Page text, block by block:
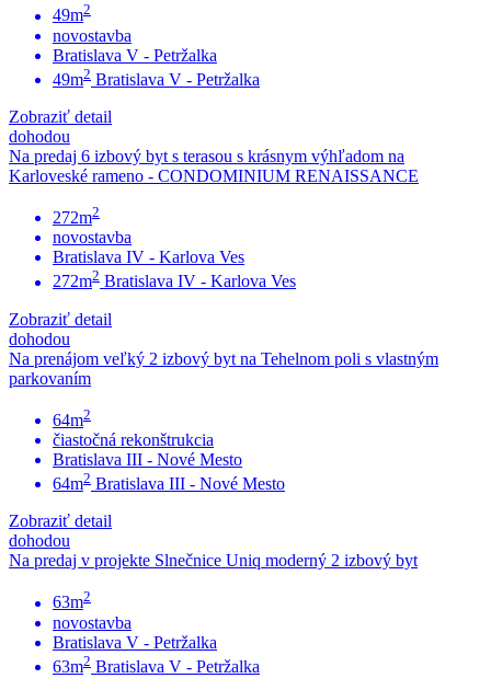
49m2
novostavba
Bratislava V - Petržalka
49m2 Bratislava V - Petržalka
Zobraziť detail
dohodou
Na predaj 6 izbový byt s terasou s krásnym výhľadom na
Karloveské rameno - CONDOMINIUM RENAISSANCE
272m2
novostavba
Bratislava IV - Karlova Ves
272m2 Bratislava IV - Karlova Ves
Zobraziť detail
dohodou
Na prenájom veľký 2 izbový byt na Tehelnom poli s vlastným
parkovaním
64m2
čiastočná rekonštrukcia
Bratislava III - Nové Mesto
64m2 Bratislava III - Nové Mesto
Zobraziť detail
dohodou
Na predaj v projekte Slnečnice Uniq moderný 2 izbový byt
63m2
novostavba
Bratislava V - Petržalka
63m2 Bratislava V - Petržalka